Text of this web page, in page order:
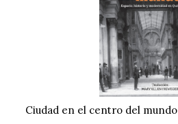
Ciudad en el centro del mundo